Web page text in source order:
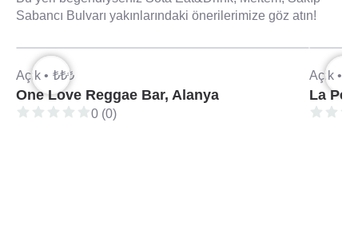
Sabancı Bulvarı yakınlarındaki önerilerimize göz atın!
Açık • ₺₺₺
One Love Reggae Bar, Alanya
0 (0)
Açık •
La